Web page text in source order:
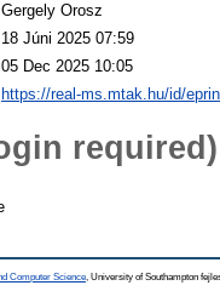
Gergely Orosz
18 Júni 2025 07:59
05 Dec 2025 10:05
https://real-ms.mtak.hu/id/
required)
Computer Science , University of Southampton